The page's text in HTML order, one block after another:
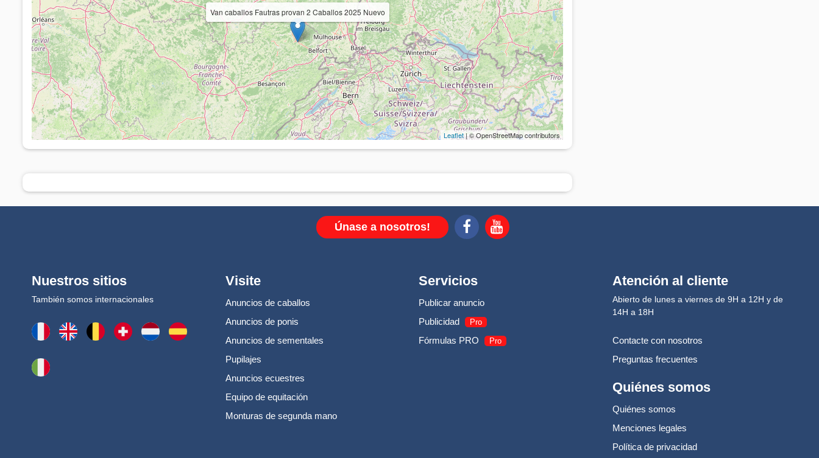
Van caballos Fautras provan 2 Caballos 2025 Nuevo
Leaflet| © OpenStreetMap contributors
Únase a nosotros!
Nuestros sitios
También somos internacionales
Visite
Anuncios de caballos
Anuncios de ponis
Anuncios de sementales
Pupilajes
Anuncios ecuestres
Equipo de equitación
Monturas de segunda mano
Servicios
Publicar anuncio
Publicidad
Pro
Fórmulas PRO Pro
Atención al cliente
Abierto de lunes a viernes de 9H a 12H y de
14H a 18H
Contacte con nosotros
Preguntas frecuentes
Quiénes somos
Quiénes somos
Menciones legales
Política de privacidad